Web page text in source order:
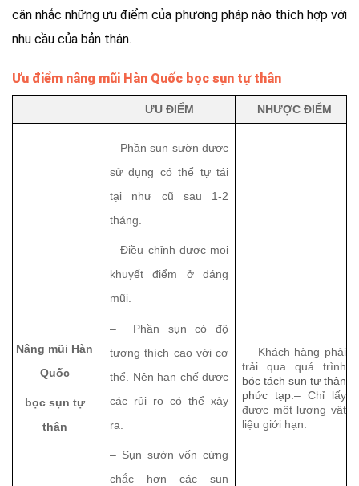
cân nhắc những ưu điểm của phương pháp nào thích hợp với
nhu cầu của bản thân.
Ưu điểm nâng mũi Hàn Quốc bọc sụn tự thân
ƯU ĐIỂM NHƯỢC ĐIỂM
Nâng mũi Hàn
Quốc
bọc sụn tự
thân
– Phần sụn sườn được
sử dụng có thể tự tái
tại như cũ sau 1-2
tháng.
– Điều chỉnh được mọi
khuyết điểm ở dáng
mũi.
– Phần sụn có độ
tương thích cao với cơ
thể. Nên hạn chế được
các rủi ro có thể xảy
ra.
– Sụn sườn vốn cứng
chắc hơn các sụn
– Khách hàng phải
trải qua quá trình
bóc tách sụn tự thân
phức tạp. – Chỉ lấy
được một lượng vật
liệu giới hạn.